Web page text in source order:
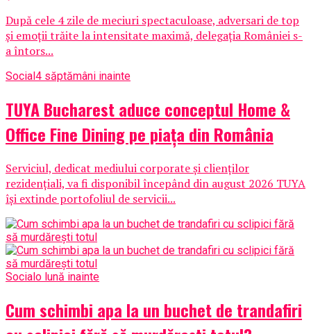
După cele 4 zile de meciuri spectaculoase, adversari de top
și emoții trăite la intensitate maximă, delegația României s-
a întors...
Social 4 săptămâni inainte
TUYA Bucharest aduce conceptul Home &
Office Fine Dining pe piața din România
Serviciul, dedicat mediului corporate și clienților
rezidențiali, va fi disponibil începând din august 2026 TUYA
își extinde portofoliul de servicii...
Social o lună inainte
Cum schimbi apa la un buchet de trandafiri